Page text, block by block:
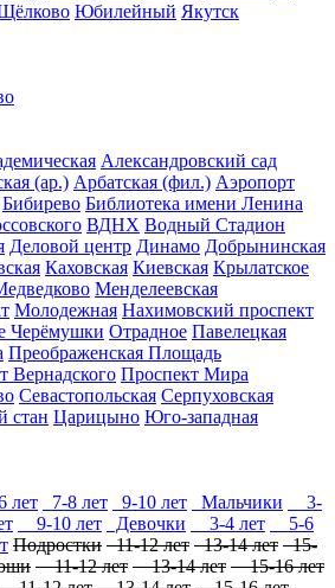
Юбилейный Якутск
Александровский сад
(ар.) Арбатская (фил.) Аэропорт
Бибирево Библиотека имени Ленина
ВДНХ Водный Стадион
Деловой центр Динамо Добрынинская
Каховская Киевская Крылатское
Менделеевская
Молодежная Нахимовский проспект
Черёмушки Отрадное Павелецкая
Преображенская Площадь
Вернадского Проспект Мира
Севастопольская Серпуховская
стан Царицыно Юго-западная
лет 7-8 лет 9-10 лет Мальчики
3-
9-10 лет Девочки 3-4 лет
5-6
Подростки 11-12 лет 13-14 лет 15-
11-12 лет 13-14 лет 15-16 лет